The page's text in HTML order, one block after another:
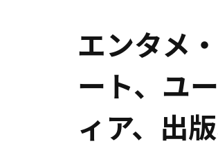
エンタメ
ート、ユ
ィア、出